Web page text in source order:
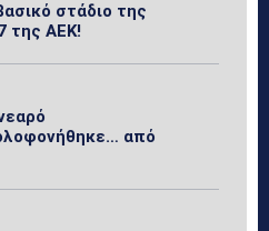
στάδιο της
της ΑΕΚ!
από